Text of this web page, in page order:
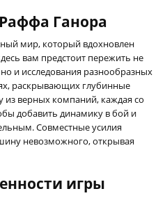
Ганора
мир, который вдохновлен
вам предстоит пережить не
и исследования разнообразных
раскрывающих глубинные
из верных компаний, каждая со
добавить динамику в бой и
Совместные усилия
невозможного, открывая
игры